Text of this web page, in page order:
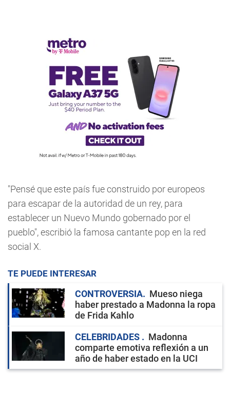
"Pensé que este país fue construido por europeos
para escapar de la autoridad de un rey, para
establecer un Nuevo Mundo gobernado por el
pueblo", escribió la famosa cantante pop en la red
social X.
TE PUEDE INTERESAR
CONTROVERSIA
Mueso niega
haber prestado a Madonna la ropa
de Frida Kahlo
CELEBRIDADES
Madonna
comparte emotiva reflexión a un
año de haber estado en la UCI